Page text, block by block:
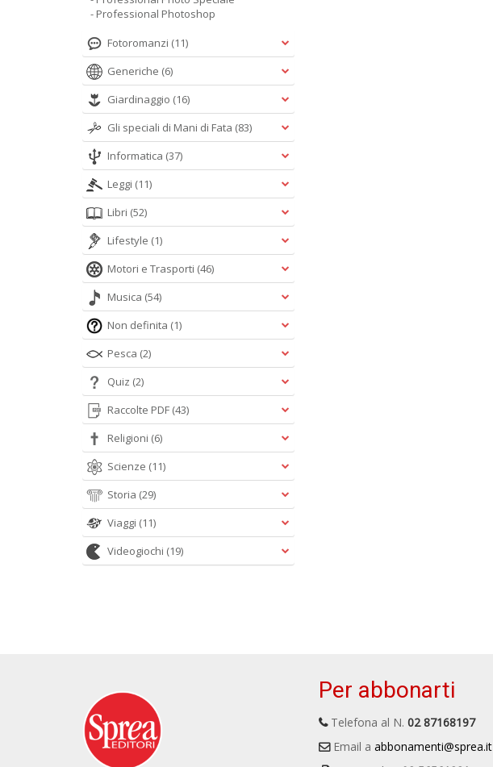
- Professional Photoshop
Fotoromanzi (11)
Generiche (6)
Giardinaggio (16)
Gli speciali di Mani di Fata (83)
Informatica (37)
Leggi (11)
Libri (52)
Lifestyle (1)
Motori e Trasporti (46)
Musica (54)
Non definita (1)
Pesca (2)
Quiz (2)
Raccolte PDF (43)
Religioni (6)
Scienze (11)
Storia (29)
Viaggi (11)
Videogiochi (19)
Per abbonarti
Telefona al N. 02 87168197
Email a abbonamenti@sprea.it